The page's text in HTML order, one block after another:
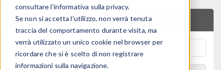
consultare l'informativa sulla privacy.
Se non si accetta l'utilizzo, non verrà tenuta
traccia del comportamento durante visita, ma
verrà utilizzato un unico cookie nel browser per
ricordare che si è scelto di non registrare
informazioni sulla navigazione.
RICERCA RAPIDA